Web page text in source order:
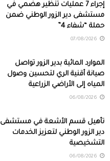
إجراء 7 عمليات تنظير هضمي في
مستشفى دير الزور الوطني ضمن
حملة “شفاء 4”
الموارد المائية بدير الزور تواصل
صيانة أقنية الري لتحسين وصول
المياه إلى الأراضي الزراعية
تأهيل قسم الأشعة في مستشفى
دير الزور الوطني لتعزيز الخدمات
التشخيصية